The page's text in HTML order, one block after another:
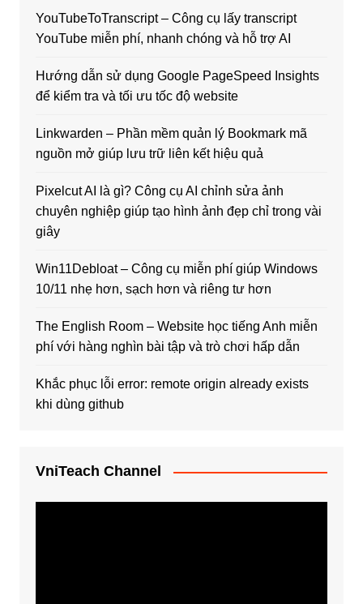
YouTubeToTranscript – Công cụ lấy transcript
YouTube miễn phí, nhanh chóng và hỗ trợ AI
Hướng dẫn sử dụng Google PageSpeed Insights
để kiểm tra và tối ưu tốc độ website
Linkwarden – Phần mềm quản lý Bookmark mã
nguồn mở giúp lưu trữ liên kết hiệu quả
Pixelcut AI là gì? Công cụ AI chỉnh sửa ảnh
chuyên nghiệp giúp tạo hình ảnh đẹp chỉ trong vài
giây
Win11Debloat – Công cụ miễn phí giúp Windows
10/11 nhẹ hơn, sạch hơn và riêng tư hơn
The English Room – Website học tiếng Anh miễn
phí với hàng nghìn bài tập và trò chơi hấp dẫn
Khắc phục lỗi error: remote origin already exists
khi dùng github
VniTeach Channel